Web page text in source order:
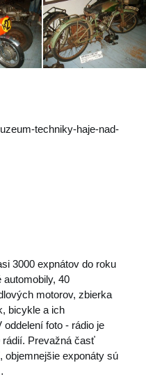
techniky-haje-nad-
3000 expnátov do roku
automobily, 40
motorov, zbierka
bicykle a ich
foto - rádio je
rádií. Prevažná časť
objemnejšie exponáty sú